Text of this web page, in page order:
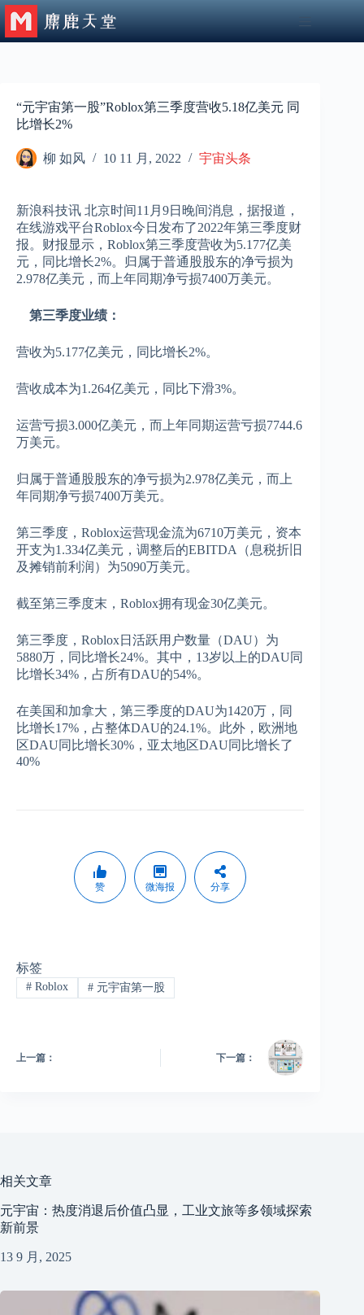
跳
至
“元宇宙第一股”Roblox第三季度营收5.18亿美元 同
比增长2%
柳 如风 10 11 月, 2022 宇宙头条
新浪科技讯 北京时间11月9日晚间消息，据报道，
在线游戏平台Roblox今日发布了2022年第三季度财
报。财报显示，Roblox第三季度营收为5.177亿美
元，同比增长2%。归属于普通股股东的净亏损为
2.978亿美元，而上年同期净亏损7400万美元。
第三季度业绩：
营收为5.177亿美元，同比增长2%。
营收成本为1.264亿美元，同比下滑3%。
运营亏损3.000亿美元，而上年同期运营亏损7744.6
万美元。
归属于普通股股东的净亏损为2.978亿美元，而上
年同期净亏损7400万美元。
第三季度，Roblox运营现金流为6710万美元，资本
开支为1.334亿美元，调整后的EBITDA（息税折旧
及摊销前利润）为5090万美元。
截至第三季度末，Roblox拥有现金30亿美元。
第三季度，Roblox日活跃用户数量（DAU）为
5880万，同比增长24%。其中，13岁以上的DAU同
比增长34%，占所有DAU的54%。
在美国和加拿大，第三季度的DAU为1420万，同
比增长17%，占整体DAU的24.1%。此外，欧洲地
区DAU同比增长30%，亚太地区DAU同比增长了
40%
赞 微海报 分享
标签
#Roblox #元宇宙第一股
上一篇： 下一篇：
相关文章
​元宇宙：热度消退后价值凸显，工业文旅等多领域探索
新前景​
13 9 月, 2025